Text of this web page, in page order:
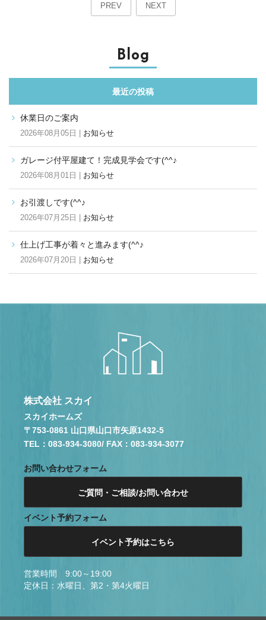
PREV NEXT
Blog
最近の投稿
休業日のご案内
2026年08月05日 | お知らせ
ガレージ付平屋建て！完成見学会です(^^♪
2026年08月01日 | お知らせ
お引渡しです(^^♪
2026年07月25日 | お知らせ
仕上げ工事が着々と進みます(^^♪
2026年07月20日 | お知らせ
株式会社 スカイ
スカイホームズ
〒753-0861 山口県山口市矢原1432-5
TEL：083-934-3080/ FAX：083-934-3077
お問い合わせフォーム
ご質問・ご相談/お問い合わせ
イベント予約フォーム
イベント予約はこちら
営業時間 9:00～19:00
定休日：水曜日、第2・第4火曜日